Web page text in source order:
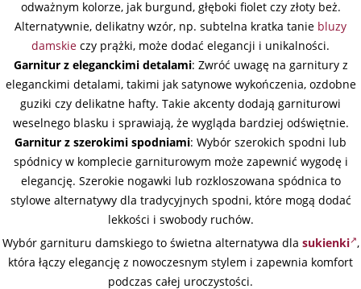
odważnym kolorze, jak burgund, głęboki fiolet czy złoty beż.
Alternatywnie, delikatny wzór, np. subtelna kratka tanie bluzy
damskie czy prążki, może dodać elegancji i unikalności.
Garnitur z eleganckimi detalami: Zwróć uwagę na garnitury z
eleganckimi detalami, takimi jak satynowe wykończenia, ozdobne
guziki czy delikatne hafty. Takie akcenty dodają garniturowi
weselnego blasku i sprawiają, że wygląda bardziej odświętnie.
Garnitur z szerokimi spodniami: Wybór szerokich spodni lub
spódnicy w komplecie garniturowym może zapewnić wygodę i
elegancję. Szerokie nogawki lub rozkloszowana spódnica to
stylowe alternatywy dla tradycyjnych spodni, które mogą dodać
lekkości i swobody ruchów.
Wybór garnituru damskiego to świetna alternatywa dla sukienki ,
która łączy elegancję z nowoczesnym stylem i zapewnia komfort
podczas całej uroczystości.